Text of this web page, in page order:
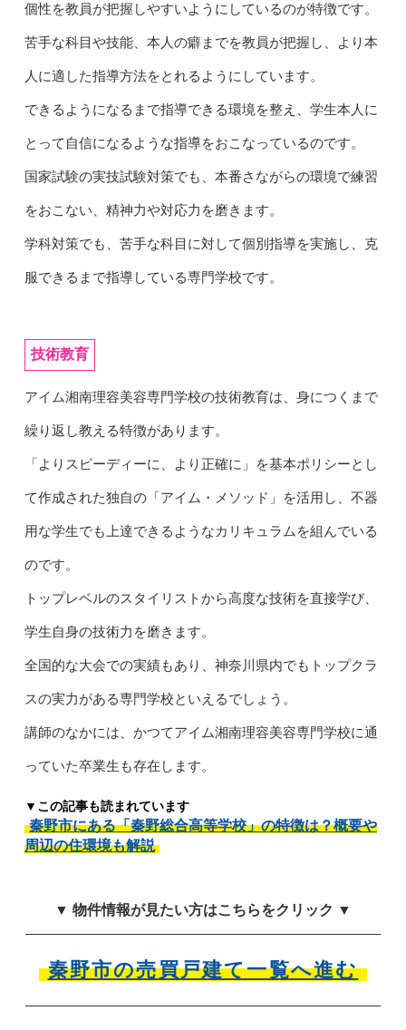
個性を教員が把握しやすいようにしているのが特徴です。
苦手な科目や技能、本人の癖までを教員が把握し、より本
人に適した指導方法をとれるようにしています。
できるようになるまで指導できる環境を整え、学生本人に
とって自信になるような指導をおこなっているのです。
国家試験の実技試験対策でも、本番さながらの環境で練習
をおこない、精神力や対応力を磨きます。
学科対策でも、苦手な科目に対して個別指導を実施し、克
服できるまで指導している専門学校です。
技術教育
アイム湘南理容美容専門学校の技術教育は、身につくまで
繰り返し教える特徴があります。
「よりスピーディーに、より正確に」を基本ポリシーとし
て作成された独自の「アイム・メソッド」を活用し、不器
用な学生でも上達できるようなカリキュラムを組んでいる
のです。
トップレベルのスタイリストから高度な技術を直接学び、
学生自身の技術力を磨きます。
全国的な大会での実績もあり、神奈川県内でもトップクラ
スの実力がある専門学校といえるでしょう。
講師のなかには、かつてアイム湘南理容美容専門学校に通
っていた卒業生も存在します。
▼この記事も読まれています
秦野市にある「秦野総合高等学校」の特徴は？概要や
周辺の住環境も解説
▼ 物件情報が見たい方はこちらをクリック ▼
秦野市の売買戸建て一覧へ進む